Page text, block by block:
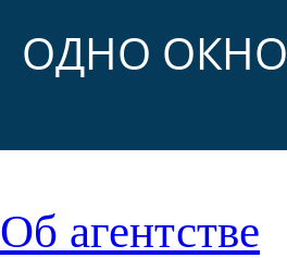
ОДНО ОКНО
Об агентстве